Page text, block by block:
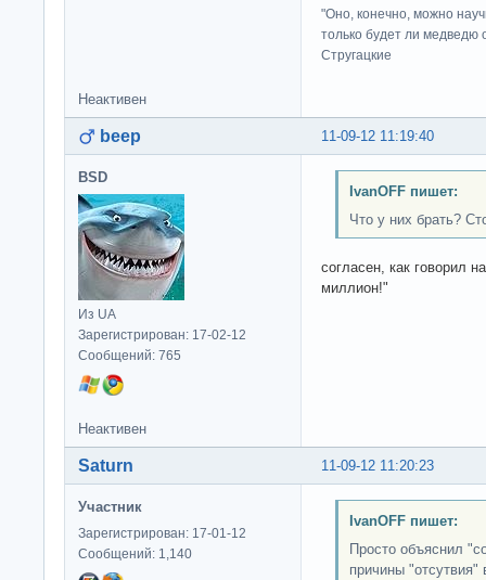
"Оно, конечно, можно
только будет ли медведю
Стругацкие
Неактивен
11-09-12 11:19:40
beep
BSD
Из UA
Зарегистрирован: 17-02-12
Сообщений: 765
IvanOFF пишет:
Что у них брать?
согласен, как говорил
миллион!"
Неактивен
11-09-12 11:20:23
Saturn
Участник
Зарегистрирован: 17-01-12
Сообщений: 1,140
IvanOFF пишет:
Просто объяснил
причины "отсутвия"